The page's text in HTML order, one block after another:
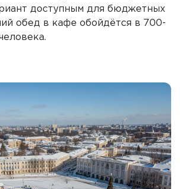
доступным для бюджетных
обед в кафе обойдётся в 700-